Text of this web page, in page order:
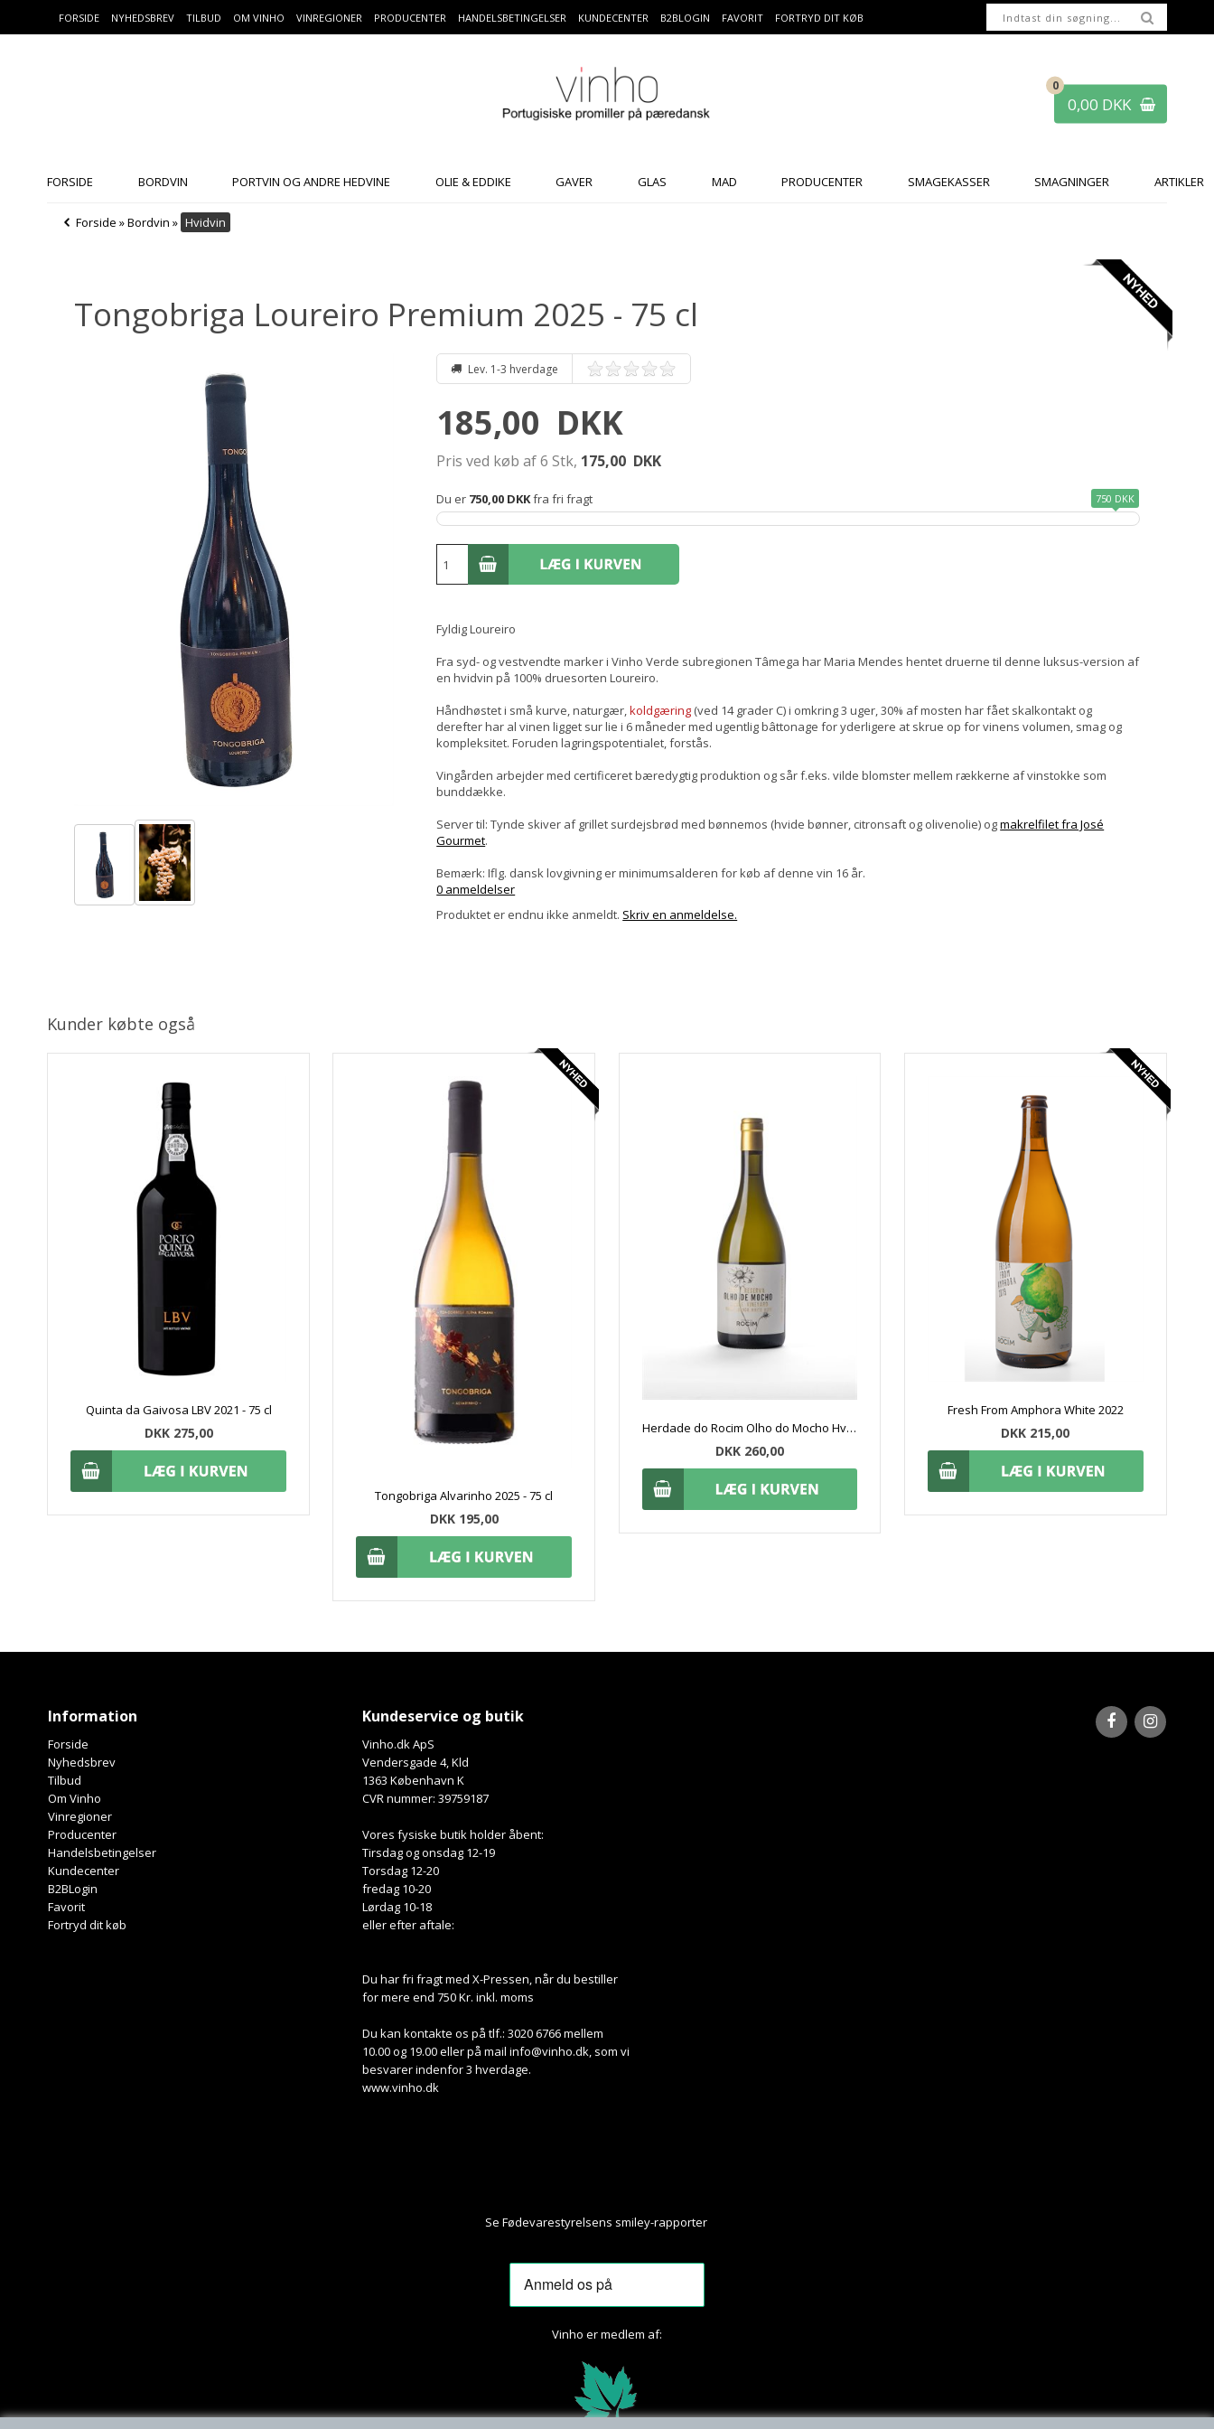
FORSIDE NYHEDSBREV TILBUD OM VINHO VINREGIONER PRODUCENTER HANDELSBETINGELSER KUNDECENTER B2BLOGIN FAVORIT FORTRYD DIT KØB
0
0,00 DKK
FORSIDE BORDVIN PORTVIN OG ANDRE HEDVINE OLIE & EDDIKE GAVER GLAS MAD PRODUCENTER SMAGEKASSER SMAGNINGER ARTIKLER
Forside »Bordvin » Hvidvin
Tongobriga Loureiro Premium 2025 - 75 cl
Lev. 1-3 hverdage
185,00 DKK
Pris ved køb af 6 Stk, 175,00 DKK
Du er 750,00 DKKfra fri fragt 750 DKK
Fyldig Loureiro
Fra syd- og vestvendte marker i Vinho Verde subregionen Tâmega har Maria Mendes hentet druerne til denne luksus-version af
en hvidvin på 100% druesorten Loureiro.
Håndhøstet i små kurve, naturgær,koldgæring (ved 14 grader C) i omkring 3 uger, 30% af mosten har fået skalkontakt og
derefter har al vinen ligget sur lie i 6 måneder med ugentlig bâttonage for yderligere at skrue op for vinens volumen, smag og
kompleksitet. Foruden lagringspotentialet, forstås.
Vingården arbejder med certificeret bæredygtig produktion og sår f.eks. vilde blomster mellem rækkerne af vinstokke som
bunddække.
Server til: Tynde skiver af grillet surdejsbrød med bønnemos (hvide bønner, citronsaft og olivenolie) ogmakrelfilet fra José
Gourmet.
Bemærk: Iflg. dansk lovgivning er minimumsalderen for køb af denne vin 16 år.
0 anmeldelser
Produktet er endnu ikke anmeldt. Skriv en anmeldelse.
Kunder købte også
Quinta da Gaivosa LBV 2021 - 75 cl
DKK 275,00
Tongobriga Alvarinho 2025 - 75 cl
DKK 195,00
Herdade do Rocim Olho do Mocho Hvid 2022
DKK 260,00
Fresh From Amphora White 2022
DKK 215,00
Information
Forside
Nyhedsbrev
Tilbud
Om Vinho
Vinregioner
Producenter
Handelsbetingelser
Kundecenter
B2BLogin
Favorit
Fortryd dit køb
Kundeservice og butik
Vinho.dk ApS
Vendersgade 4, Kld
1363 København K
CVR nummer: 39759187
Vores fysiske butik holder åbent:
Tirsdag og onsdag 12-19
Torsdag 12-20
fredag 10-20
Lørdag 10-18
eller efter aftale:
Du har fri fragt med X-Pressen, når du bestiller
for mere end 750 Kr. inkl. moms
Du kan kontakte os på tlf.: 3020 6766 mellem
10.00 og 19.00 eller på mailinfo@vinho.dk, som vi
besvarer indenfor 3 hverdage.
www.vinho.dk
Se Fødevarestyrelsens smiley-rapporterHer
Vinho er medlem af: